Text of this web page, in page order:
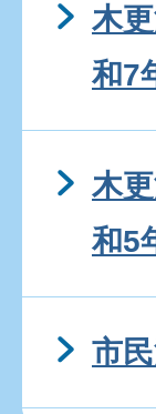
木
和7
木
和5
市